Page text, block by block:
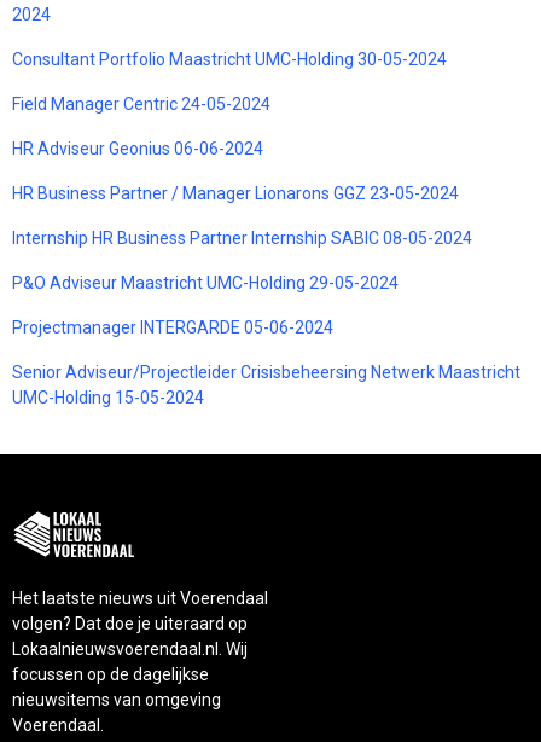
2024
Consultant Portfolio Maastricht UMC-Holding 30-05-2024
Field Manager Centric 24-05-2024
HR Adviseur Geonius 06-06-2024
HR Business Partner / Manager Lionarons GGZ 23-05-2024
Internship HR Business Partner Internship SABIC 08-05-2024
P&O Adviseur Maastricht UMC-Holding 29-05-2024
Projectmanager INTERGARDE 05-06-2024
Senior Adviseur/Projectleider Crisisbeheersing Netwerk Maastricht
UMC-Holding 15-05-2024
Het laatste nieuws uit Voerendaal
volgen? Dat doe je uiteraard op
Lokaalnieuwsvoerendaal.nl. Wij
focussen op de dagelijkse
nieuwsitems van omgeving
Voerendaal.